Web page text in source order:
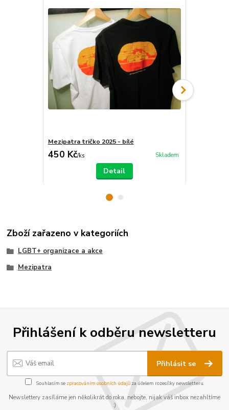
Mezipatra tričko 2025 - bílé
450 Kč/ks Skladem
Detail
Zboží zařazeno v kategoriích
LGBT+ organizace a akce
Mezipatra
Přihlášení k odběru newsletteru
Přihlásit se
Souhlasím se zpracováním osobních údajůza účelem rozesílky newsletteru.
Newslettery zasíláme jen několikrát do roka, nebojte, nijak váš inbox nezahltíme
:)